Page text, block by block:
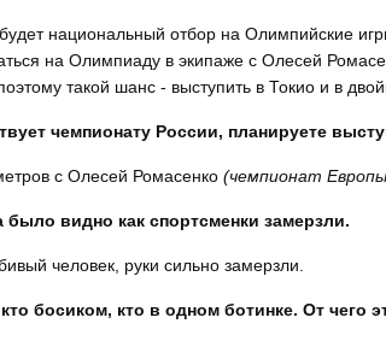
национальный отбор на Олимпийские
на Олимпиаду в экипаже с Олесей
такой шанс - выступить в Токио и в
чемпионату России, планируете
с Олесей Ромасенко (чемпионат
видно как спортсменки замерзли.
человек, руки сильно замерзли.
босиком, кто в одном ботинке. От чего